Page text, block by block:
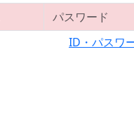
ID・パスワ